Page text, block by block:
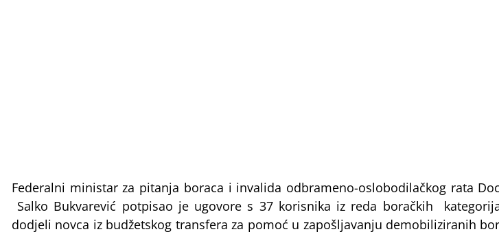
Federalni ministar za pitanja boraca i invalida odbrameno-oslobodilačkog rata
Salko Bukvarević potpisao je ugovore s 37 korisnika iz reda boračkih
dodjeli novca iz budžetskog transfera za pomoć u zapošljavanju demobiliziranih